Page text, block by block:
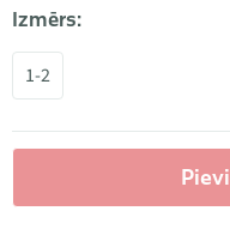
Izmērs:
1-2